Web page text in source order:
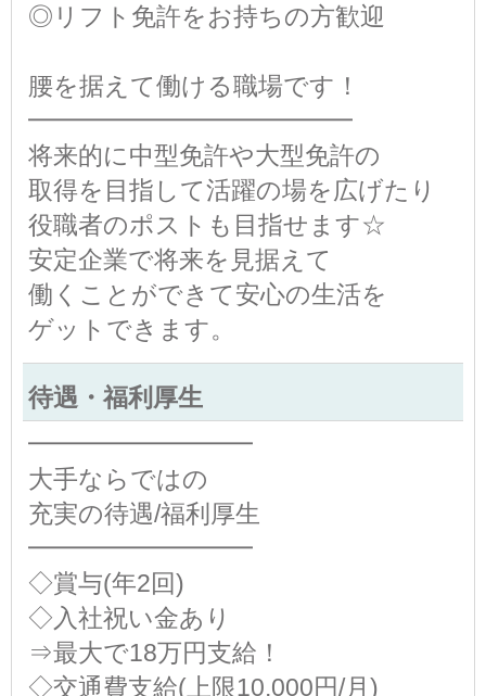
◎リフト免許をお持ちの方歓迎
腰を据えて働ける職場です！
━━━━━━━━━━━━━
将来的に中型免許や大型免許の
取得を目指して活躍の場を広げたり
役職者のポストも目指せます☆
安定企業で将来を見据えて
働くことができて安心の生活を
ゲットできます。
待遇・福利厚生
━━━━━━━━━
大手ならではの
充実の待遇/福利厚生
━━━━━━━━━
◇賞与(年2回)
◇入社祝い金あり
⇒最大で18万円支給！
◇交通費支給(上限10,000円/月)